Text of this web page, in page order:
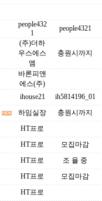
people432
1
people4321
(주)더하
우스에스
엠
충원시까지
바론피앤
에스(주)
ihouse21 ih5814196_01
하임실장 충원시까지
HT프로
HT프로 모집마감
HT프로 조 율 중
HT프로 모집마감
HT프로